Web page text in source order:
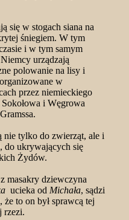
się w stogach siana na
śniegiem. W tym
i w tym samym
urządzają
polowanie na lisy i
w
przez niemieckiego
Sokołowa i Węgrowa
nie tylko do zwierząt, ale i
do ukrywających się
Żydów.
z masakry dziewczyna
ucieka od Michała, sądzi
że to on był sprawcą tej
rzezi.